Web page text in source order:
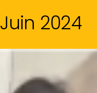
2024